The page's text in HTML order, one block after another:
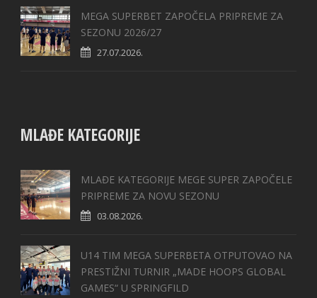
MEGA SUPERBET ZAPOČELA PRIPREME ZA
SEZONU 2026/27
27.07.2026.
MLAĐE KATEGORIJE
MLAĐE KATEGORIJE MEGE SUPER ZAPOČELE
PRIPREME ZA NOVU SEZONU
03.08.2026.
U14 TIM MEGA SUPERBETA OTPUTOVAO NA
PRESTIŽNI TURNIR „MADE HOOPS GLOBAL
GAMES“ U SPRINGFILD